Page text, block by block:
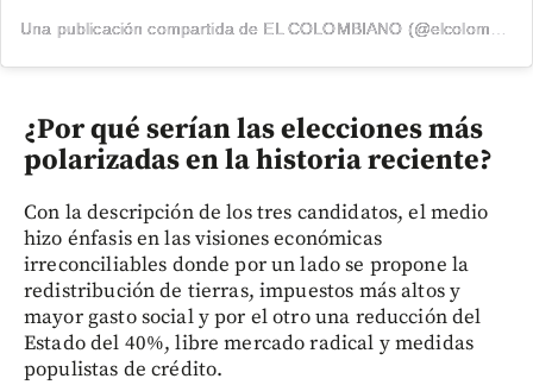
Una publicación compartida de EL COLOMBIANO (@elcolombiano_)
¿Por qué serían las elecciones más
polarizadas en la historia reciente?
Con la descripción de los tres candidatos, el medio
hizo énfasis en las visiones económicas
irreconciliables donde por un lado se propone la
redistribución de tierras, impuestos más altos y
mayor gasto social y por el otro una reducción del
Estado del 40%, libre mercado radical y medidas
populistas de crédito.